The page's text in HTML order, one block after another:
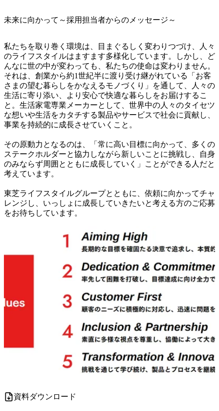
未来に向かって～採用担当者からのメッセージ～
私たちを取り巻く環境は、目まぐるしく変わりつづけ、人々
のライフスタイルはますます多様化しています。しかし、ど
んなに世の中が変わっても、私たちの使命は変わりません。
それは、創業から約1世紀半に渡り受け継がれている「お客
さまの望む暮らしをかなえるモノづくり」を通して、人々の
生活に寄り添い、より安心で快適な暮らしをお届けするこ
と。生活家電専業メーカーとして、世界中の人々のタイセツ
な想いや生活をカタチする製品やサービスで社会に貢献し、
事業を持続的に成長させていくこと。
その原動力となるのは、「常に高い目標に向かって、多くの
ステークホルダーと協力しながら新しいことに挑戦し、自身
のみならず周囲とともに成長していく」ことができる人だと
考えています。
東芝ライフスタイルグループとともに、依頼に向かってチャ
レンジし、いっしょに成長していきたいと考える方のご応募
をお待ちしています。
資料ダウンロード